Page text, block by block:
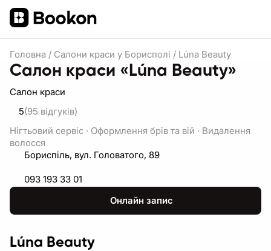
Головна / Салони краси у Борисполі / Lúna Beauty
Салон краси «Lúna Beauty»
Салон краси
5(95 відгуків)
Нігтьовий сервіс · Оформлення брів та вій · Видалення
волосся
Бориспіль, вул. Головатого, 89
093 193 33 01
Онлайн запис
Lúna Beauty